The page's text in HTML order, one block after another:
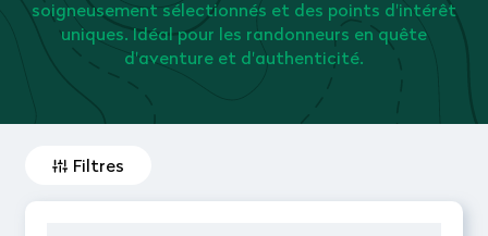
soigneusement sélectionnés et des points d'intérêt
uniques. Idéal pour les randonneurs en quête
d'aventure et d'authenticité.
Filtres